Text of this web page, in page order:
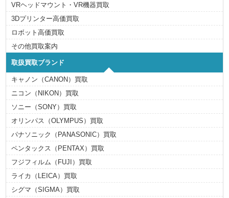
VRヘッドマウント・VR機器買取
3Dプリンター高価買取
ロボット高価買取
その他買取案内
取扱買取ブランド
キャノン（CANON）買取
ニコン（NIKON）買取
ソニー（SONY）買取
オリンパス（OLYMPUS）買取
パナソニック（PANASONIC）買取
ペンタックス（PENTAX）買取
フジフィルム（FUJI）買取
ライカ（LEICA）買取
シグマ（SIGMA）買取